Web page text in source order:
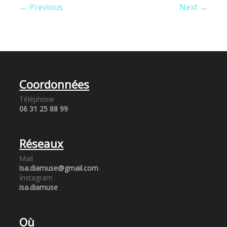
← Previous Next →
Coordonnées
Téléphone
06 31 25 88 99
Réseaux
Mail
isa.diamuse@gmail.com
Instagram
isa.diamuse
Où